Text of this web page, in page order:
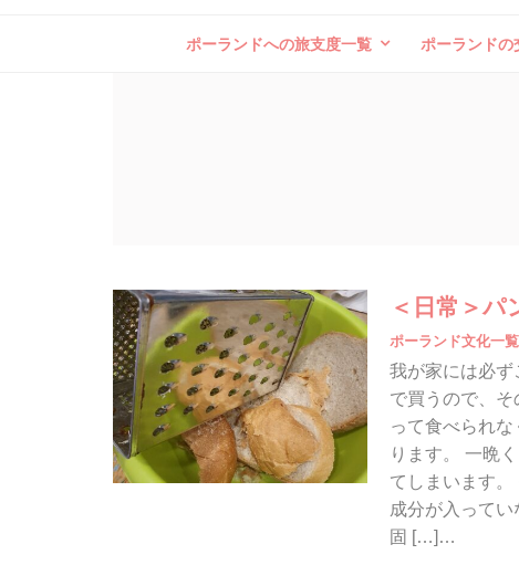
ポーランドへの旅支度一覧 ポーランドの
＜日常＞
ポーランド文化一覧
我が家には必ず
で買うので、
って食べられ
ります。 一晩
てしまいます
成分が入って
固 […]…